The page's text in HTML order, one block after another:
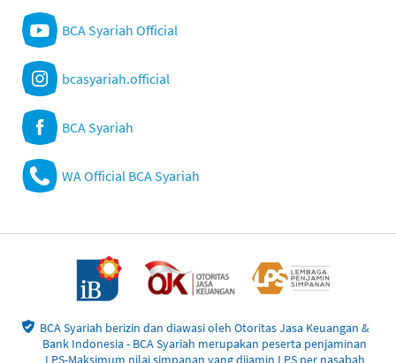
BCA Syariah Official
bcasyariah.official
BCA Syariah
WA Official BCA Syariah
BCA Syariah berizin dan diawasi oleh Otoritas Jasa Keuangan &
Bank Indonesia - BCA Syariah merupakan peserta penjaminan
LPS-Maksimum nilai simpanan yang dijamin LPS per nasabah